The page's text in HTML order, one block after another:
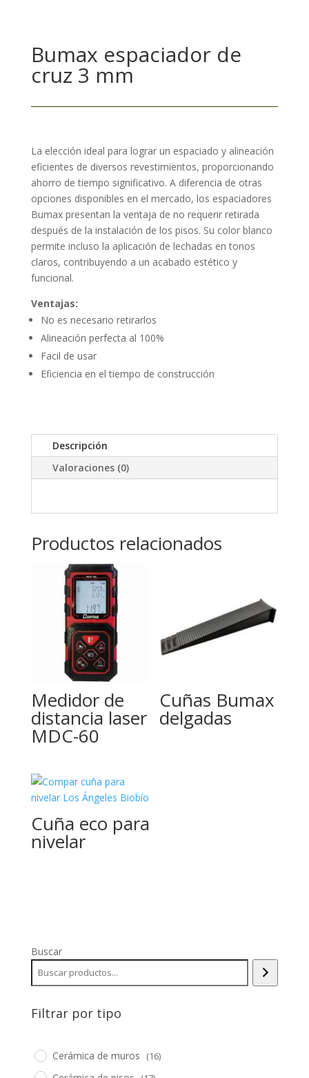
Bumax espaciador de
cruz 3 mm
La elección ideal para lograr un espaciado y alineación
eficientes de diversos revestimientos, proporcionando
ahorro de tiempo significativo. A diferencia de otras
opciones disponibles en el mercado, los espaciadores
Bumax presentan la ventaja de no requerir retirada
después de la instalación de los pisos. Su color blanco
permite incluso la aplicación de lechadas en tonos
claros, contribuyendo a un acabado estético y
funcional.
Ventajas:
No es necesario retirarlos
Alineación perfecta al 100%
Facil de usar
Eficiencia en el tiempo de construcción
Descripción
Valoraciones (0)
Productos relacionados
Medidor de
distancia laser
MDC-60
Cuñas Bumax
delgadas
Cuña eco para
nivelar
Buscar
Filtrar por tipo
Cerámica de muros (16)